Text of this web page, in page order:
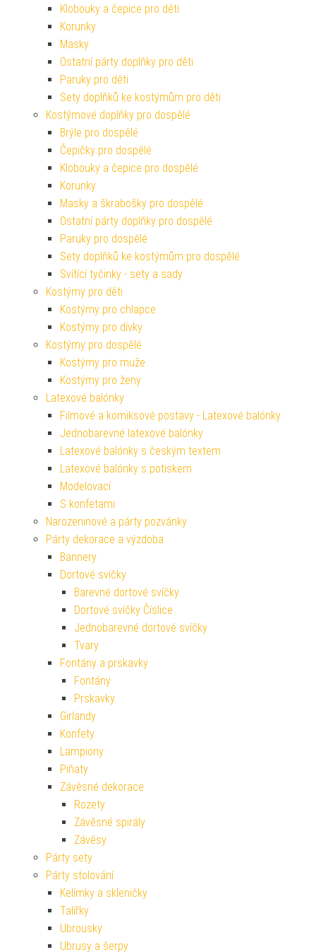
Klobouky a čepice pro děti
Korunky
Masky
Ostatní párty doplňky pro děti
Paruky pro děti
Sety doplňků ke kostýmům pro děti
Kostýmové doplňky pro dospělé
Brýle pro dospělé
Čepičky pro dospělé
Klobouky a čepice pro dospělé
Korunky
Masky a škrabošky pro dospělé
Ostatní párty doplňky pro dospělé
Paruky pro dospělé
Sety doplňků ke kostýmům pro dospělé
Svítící tyčinky - sety a sady
Kostýmy pro děti
Kostýmy pro chlapce
Kostýmy pro dívky
Kostýmy pro dospělé
Kostýmy pro muže
Kostýmy pro ženy
Latexové balónky
Filmové a komiksové postavy - Latexové balónky
Jednobarevné latexové balónky
Latexové balónky s českým textem
Latexové balónky s potiskem
Modelovací
S konfetami
Narozeninové a párty pozvánky
Párty dekorace a výzdoba
Bannery
Dortové svíčky
Barevné dortové svíčky
Dortové svíčky Číslice
Jednobarevné dortové svíčky
Tvary
Fontány a prskavky
Fontány
Prskavky
Girlandy
Konfety
Lampiony
Piňaty
Závěsné dekorace
Rozety
Závěsné spirály
Závěsy
Párty sety
Párty stolování
Kelímky a skleničky
Talířky
Ubrousky
Ubrusy a šerpy